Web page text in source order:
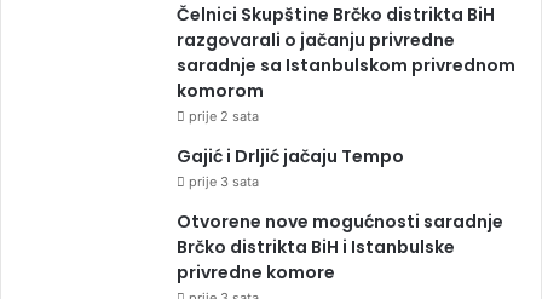
Čelnici Skupštine Brčko distrikta BiH
razgovarali o jačanju privredne
saradnje sa Istanbulskom privrednom
komorom
prije 2 sata
Gajić i Drljić jačaju Tempo
prije 3 sata
Otvorene nove mogućnosti saradnje
Brčko distrikta BiH i Istanbulske
privredne komore